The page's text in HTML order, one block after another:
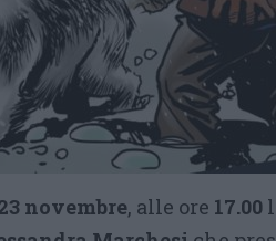
novembre, alle ore 17.00